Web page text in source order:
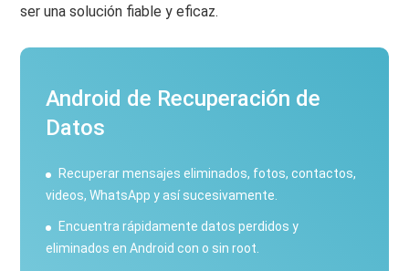
ser una solución fiable y eficaz.
Android de Recuperación de
Datos
Recuperar mensajes eliminados, fotos, contactos,
videos, WhatsApp y así sucesivamente.
Encuentra rápidamente datos perdidos y
eliminados en Android con o sin root.